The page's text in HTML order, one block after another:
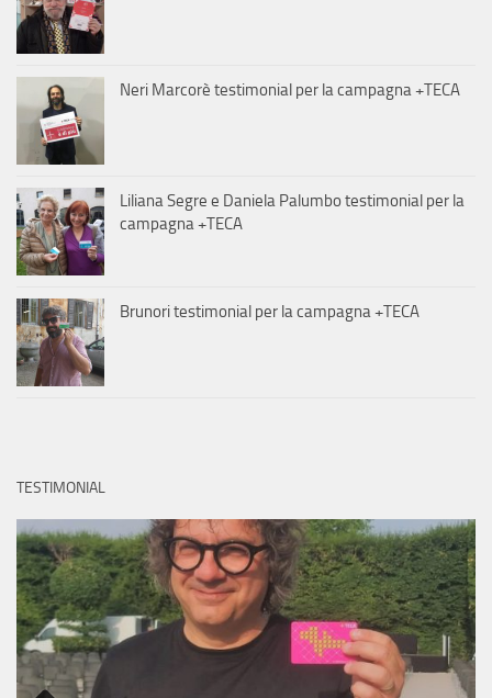
Neri Marcorè testimonial per la campagna +TECA
Liliana Segre e Daniela Palumbo testimonial per la
campagna +TECA
Brunori testimonial per la campagna +TECA
TESTIMONIAL